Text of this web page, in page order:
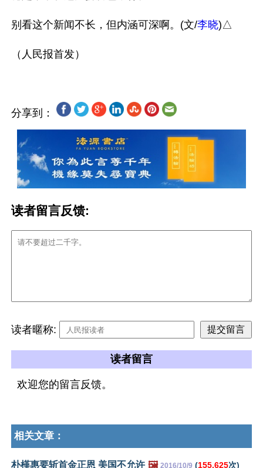
别看这个新闻不长，但内涵可深啊。(文/李晓)△
分享到：
读者留言反馈:
读者暱称:
读者留言
欢迎您的留言反馈。
相关文章：
朴槿惠要斩首金正恩 美国不允许 🖼️ 2016/10/9 (155,625次)